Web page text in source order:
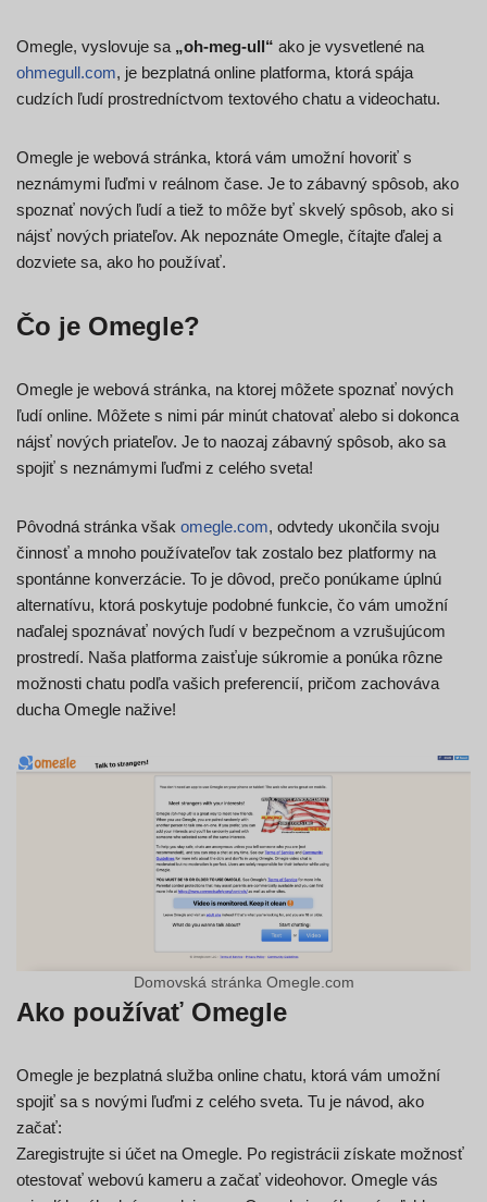
Omegle, vyslovuje sa „oh-meg-ull“ ako je vysvetlené na
ohmegull.com, je bezplatná online platforma, ktorá spája
cudzích ľudí prostredníctvom textového chatu a videochatu.
Omegle je webová stránka, ktorá vám umožní hovoriť s
neznámymi ľuďmi v reálnom čase. Je to zábavný spôsob, ako
spoznať nových ľudí a tiež to môže byť skvelý spôsob, ako si
nájsť nových priateľov. Ak nepoznáte Omegle, čítajte ďalej a
dozviete sa, ako ho používať.
Čo je Omegle?
Omegle je webová stránka, na ktorej môžete spoznať nových
ľudí online. Môžete s nimi pár minút chatovať alebo si dokonca
nájsť nových priateľov. Je to naozaj zábavný spôsob, ako sa
spojiť s neznámymi ľuďmi z celého sveta!
Pôvodná stránka však omegle.com, odvtedy ukončila svoju
činnosť a mnoho používateľov tak zostalo bez platformy na
spontánne konverzácie. To je dôvod, prečo ponúkame úplnú
alternatívu, ktorá poskytuje podobné funkcie, čo vám umožní
naďalej spoznávať nových ľudí v bezpečnom a vzrušujúcom
prostredí. Naša platforma zaisťuje súkromie a ponúka rôzne
možnosti chatu podľa vašich preferencií, pričom zachováva
ducha Omegle nažive!
Domovská stránka Omegle.com
Ako používať Omegle
Omegle je bezplatná služba online chatu, ktorá vám umožní
spojiť sa s novými ľuďmi z celého sveta. Tu je návod, ako
začať:
Zaregistrujte si účet na Omegle. Po registrácii získate možnosť
otestovať webovú kameru a začať videohovor. Omegle vás